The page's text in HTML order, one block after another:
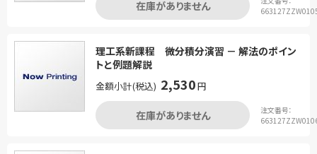
在庫がありません
理工系新課程 微分積分演習 － 解法のポイン
トと例題解説
金額小計(税込) 2,530円
在庫がありません
注文番号：